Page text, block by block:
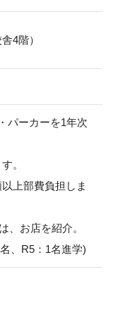
4階）
パーカーを1年次
。
上部費負担しま
、お店を紹介。
、R5：1名進学)